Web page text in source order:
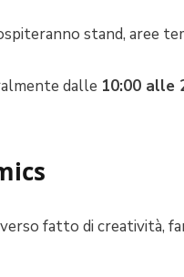
stand, aree
dalle 10:00 alle
fatto di creatività,